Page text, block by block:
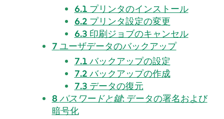
6.1 プリンタのインストール
6.2 プリンタ設定の変更
6.3 印刷ジョブのキャンセル
7 ユーザデータのバックアップ
7.1 バックアップの設定
7.2 バックアップの作成
7.3 データの復元
8 パスワードと鍵: データの署名および
暗号化